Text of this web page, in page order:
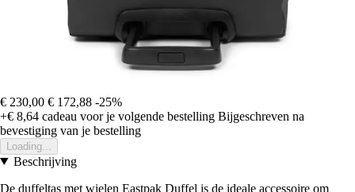
€ 230,00 € 172,88 -25%
+€ 8,64 cadeau voor je volgende bestelling Bijgeschreven na
bevestiging van je bestelling
Loading...
Beschrijving
De duffeltas met wielen Eastpak Duffel is de ideale accessoire om